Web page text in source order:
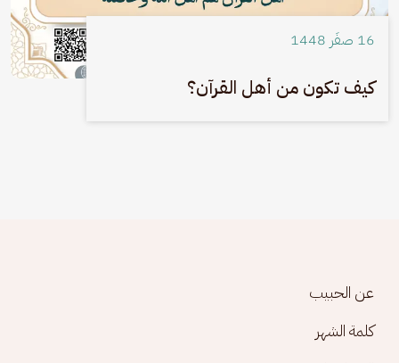
16 صفَر 1448
كيف تكون من أهل القرآن؟
Footer menu
عن الحبيب
كلمة الشهر